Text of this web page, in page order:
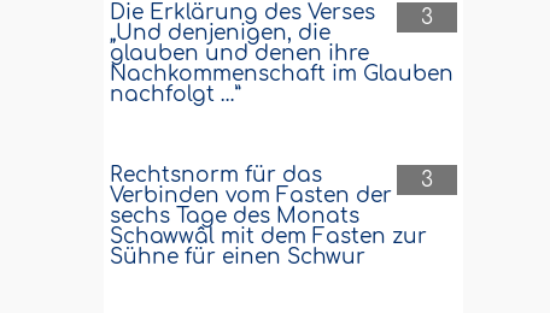
3
Die Erklärung des Verses
„Und denjenigen, die
glauben und denen ihre
Nachkommenschaft im Glauben
nachfolgt …”
3
Rechtsnorm für das
Verbinden vom Fasten der
sechs Tage des Monats
Schawwâl mit dem Fasten zur
Sühne für einen Schwur